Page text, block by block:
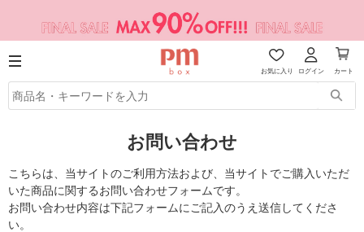
お気に入り ログイン カート
お問い合わせ
こちらは、当サイトのご利用方法および、当サイトでご購入いただ
いた商品に関するお問い合わせフォームです。
お問い合わせ内容は下記フォームにご記入のうえ送信してくださ
い。